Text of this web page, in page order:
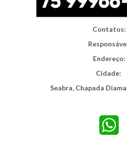
Contatos:
Endereço:
Cidade:
Seabra, Chapada